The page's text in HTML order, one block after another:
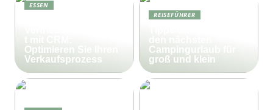
ESSEN
Optimieren Sie Ihren
Verkaufsprozess
REISEFÜHRER
Campingurlaub für
groß und klein